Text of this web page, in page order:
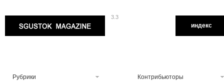
3.3
индекс
Рубрики Контрибьюторы